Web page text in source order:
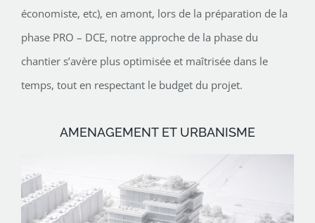
économiste, etc), en amont, lors de la préparation de la
phase PRO – DCE, notre approche de la phase du
chantier s’avère plus optimisée et maîtrisée dans le
temps, tout en respectant le budget du projet.
AMENAGEMENT ET URBANISME